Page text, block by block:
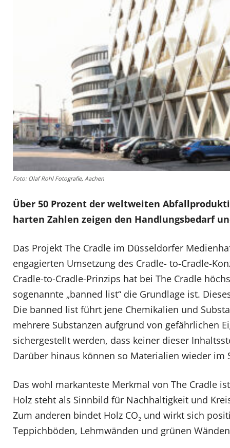
Foto: Olaf Rohl Fotografie, Aachen
Über 50 Prozent der weltweiten
harten Zahlen zeigen den Handlungsbedarf
Das Projekt The Cradle im Düsseldorfer
engagierten Umsetzung des Cradle- to-Cradle-
Cradle-to-Cradle-Prinzips hat bei The Cradle
sogenannte „banned list“ die Grundlage ist.
Die banned list führt jene Chemikalien und
mehrere Substanzen aufgrund von gefährlichen
sichergestellt werden, dass keiner dieser
Darüber hinaus können so Materialien wieder
Das wohl markanteste Merkmal von The Cradle
Holz steht als Sinnbild für Nachhaltigkeit und
Zum anderen bindet Holz CO₂ und wirkt sich
Teppichböden, Lehmwänden und grünen